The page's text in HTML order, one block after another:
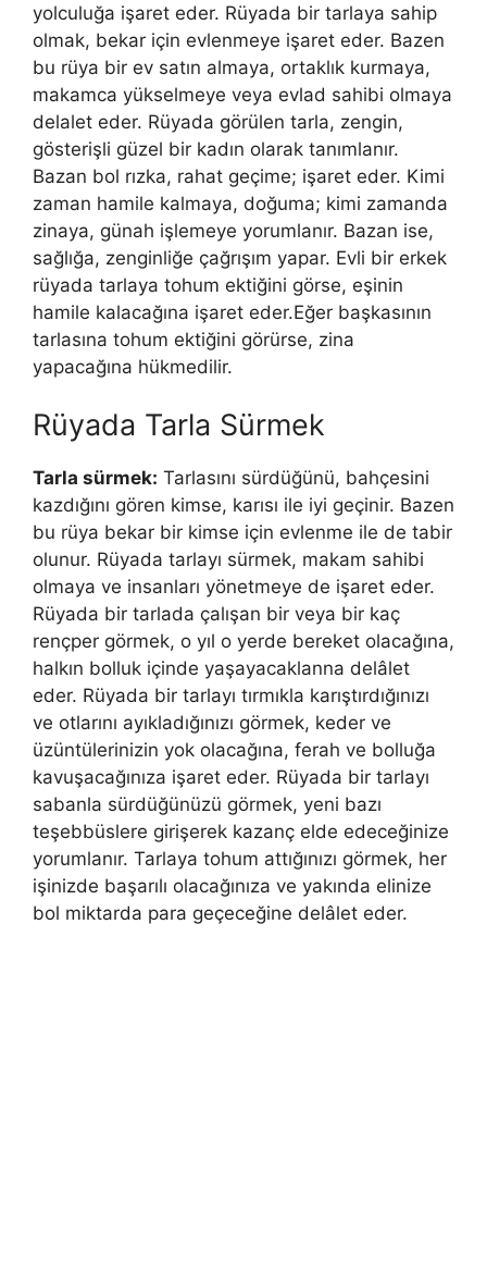
yolculuğa işaret eder. Rüyada bir tarlaya sahip
olmak, bekar için evlenmeye işaret eder. Bazen
bu rüya bir ev satın almaya, ortaklık kurmaya,
makamca yükselmeye veya evlad sahibi olmaya
delalet eder. Rüyada görülen tarla, zengin,
gösterişli güzel bir kadın olarak tanımlanır.
Bazan bol rızka, rahat geçime; işaret eder. Kimi
zaman hamile kalmaya, doğuma; kimi zamanda
zinaya, günah işlemeye yorumlanır. Bazan ise,
sağlığa, zenginliğe çağrışım yapar. Evli bir erkek
rüyada tarlaya tohum ektiğini görse, eşinin
hamile kalacağına işaret eder.Eğer başkasının
tarlasına tohum ektiğini görürse, zina
yapacağına hükmedilir.
Rüyada Tarla Sürmek
Tarla sürmek: Tarlasını sürdüğünü, bahçesini
kazdığını gören kimse, karısı ile iyi geçinir. Bazen
bu rüya bekar bir kimse için evlenme ile de tabir
olunur. Rüyada tarlayı sürmek, makam sahibi
olmaya ve insanları yönetmeye de işaret eder.
Rüyada bir tarlada çalışan bir veya bir kaç
rençper görmek, o yıl o yerde bereket olacağına,
halkın bolluk içinde yaşayacaklanna delâlet
eder. Rüyada bir tarlayı tırmıkla karıştırdığınızı
ve otlarını ayıkladığınızı görmek, keder ve
üzüntülerinizin yok olacağına, ferah ve bolluğa
kavuşacağınıza işaret eder. Rüyada bir tarlayı
sabanla sürdüğünüzü görmek, yeni bazı
teşebbüslere girişerek kazanç elde edeceğinize
yorumlanır. Tarlaya tohum attığınızı görmek, her
işinizde başarılı olacağınıza ve yakında elinize
bol miktarda para geçeceğine delâlet eder.